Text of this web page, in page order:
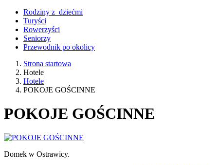
Rodziny z dziećmi
Turyści
Rowerzyści
Seniorzy
Przewodnik po okolicy
Strona startowa
Hotele
Hotele
POKOJE GOŚCINNE
POKOJE GOŚCINNE
Domek w Ostrawicy.